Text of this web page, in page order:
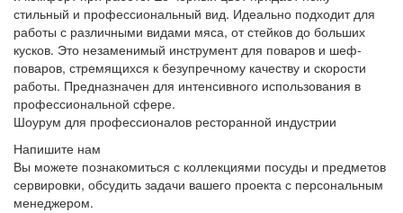
стильный и профессиональный вид. Идеально подходит для
работы с различными видами мяса, от стейков до больших
кусков. Это незаменимый инструмент для поваров и шеф-
поваров, стремящихся к безупречному качеству и скорости
работы. Предназначен для интенсивного использования в
профессиональной сфере.
Шоурум для профессионалов ресторанной индустрии
Напишите нам
Вы можете познакомиться с коллекциями посуды и предметов
сервировки, обсудить задачи вашего проекта с персональным
менеджером.